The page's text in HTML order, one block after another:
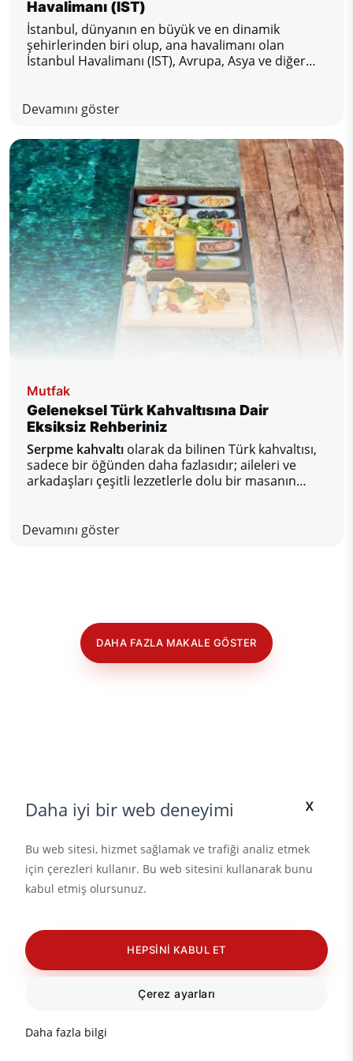
Havalimanı (IST)
İstanbul, dünyanın en büyük ve en dinamik
şehirlerinden biri olup, ana havalimanı olan
İstanbul Havalimanı (IST), Avrupa, Asya ve diğer
yolculara üst düzeyde konfor ve mükemmel
sadece bir geçiş noktanız olsun; bu rehber,
havaalanında sorunsuz ve keyifli bir konaklama
için bilmeniz gereken her şeyi içeriyor.
Devamını göster
Mutfak
Geleneksel Türk Kahvaltısına Dair
Eksiksiz Rehberiniz
Serpme kahvaltıolarak da bilinen Türk kahvaltısı,
sadece bir öğünden daha fazlasıdır; aileleri ve
arkadaşları çeşitli lezzetlerle dolu bir masanın
Devamını göster
DAHA FAZLA MAKALE GÖSTER
x
Daha iyi bir web deneyimi
Bu web sitesi, hizmet sağlamak ve trafiği analiz etmek
için çerezleri kullanır. Bu web sitesini kullanarak bunu
kabul etmiş olursunuz.
HEPSINI KABUL ET
Çerez ayarları
Daha fazla bilgi